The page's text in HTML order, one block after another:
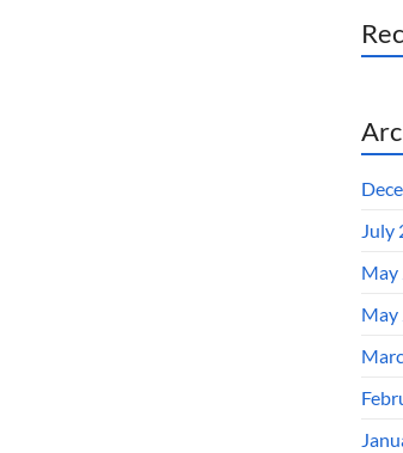
July
May
May